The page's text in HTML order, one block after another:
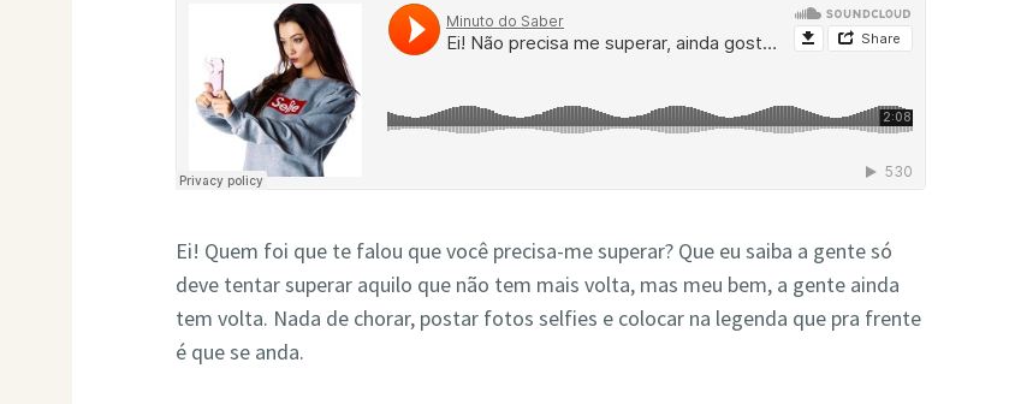
Ei! Quem foi que te falou que você precisa-me superar? Que eu saiba a gente só
deve tentar superar aquilo que não tem mais volta, mas meu bem, a gente ainda
tem volta. Nada de chorar, postar fotos selfies e colocar na legenda que pra frente
é que se anda.